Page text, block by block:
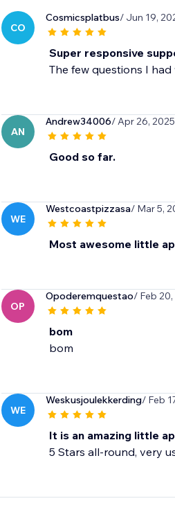
CO
Cosmicsplatbus/ Jun 19,
Super responsive
The few questions I
AN
Andrew34006/ Apr 26, 2025
Good so far.
WE
Westcoastpizzasa/ Mar 5,
Most awesome little
OP
Opoderemquestao/ Feb 20,
bom
bom
WE
Weskusjoulekkerding/ Feb
It is an amazing little
5 Stars all-round, very